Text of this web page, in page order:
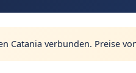
Catania verbunden. Preise